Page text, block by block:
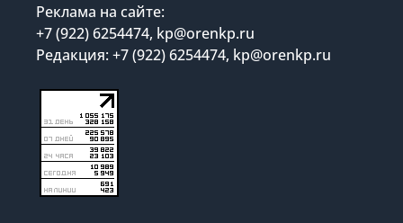
Реклама на сайте:
+7 (922) 6254474, kp@orenkp.ru
Редакция: +7 (922) 6254474, kp@orenkp.ru